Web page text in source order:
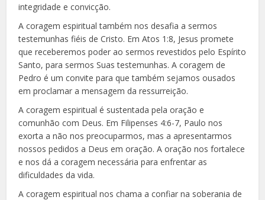
integridade e convicção.
A coragem espiritual também nos desafia a sermos
testemunhas fiéis de Cristo. Em Atos 1:8, Jesus promete
que receberemos poder ao sermos revestidos pelo Espírito
Santo, para sermos Suas testemunhas. A coragem de
Pedro é um convite para que também sejamos ousados
em proclamar a mensagem da ressurreição.
A coragem espiritual é sustentada pela oração e
comunhão com Deus. Em Filipenses 4:6-7, Paulo nos
exorta a não nos preocuparmos, mas a apresentarmos
nossos pedidos a Deus em oração. A oração nos fortalece
e nos dá a coragem necessária para enfrentar as
dificuldades da vida.
A coragem espiritual nos chama a confiar na soberania de